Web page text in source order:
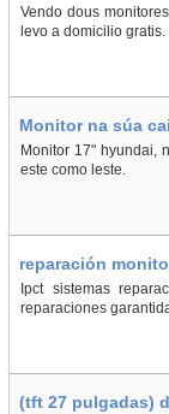
Vendo dous
levo a domicilio
Monitor na súa
Monitor 17" hyundai,
este como leste.
reparación
Ipct sistemas
reparaciones
(tft 27 pulgadas)